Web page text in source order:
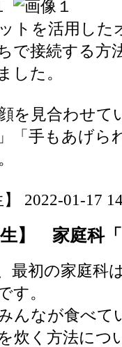
トを活用した
で接続する方
した。
を見合わせて
」「手もあげ
】 2022-01-17
生】 家庭科
最初の家庭科
す。
んなが食べて
炊く方法につ